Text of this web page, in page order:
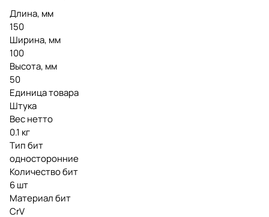
Длина, мм
150
Ширина, мм
100
Высота, мм
50
Единица товара
Штука
Вес нетто
0.1 кг
Тип бит
односторонние
Количество бит
6 шт
Материал бит
CrV